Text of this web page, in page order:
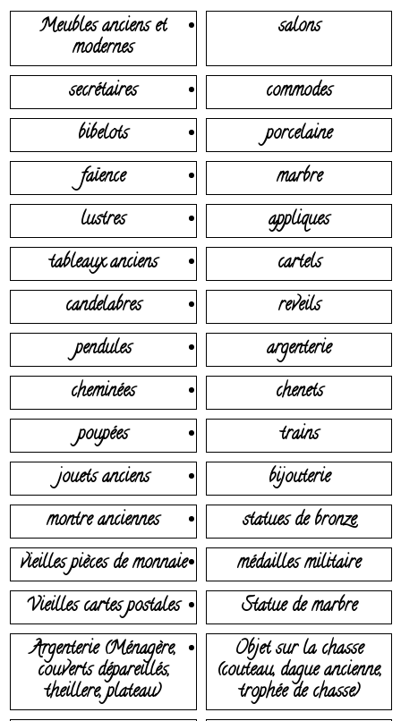
Meubles anciens et
modernes
salons
secrétaires
commodes
bibelots
porcelaine
faïence
marbre
lustres
appliques
tableaux anciens
cartels
candelabres
reveils
pendules
argenterie
cheminées
chenets
poupées
trains
jouets anciens
bijouterie
montre anciennes
statues de bronze
vieilles pièces de monnaie
médailles militaire
Vieilles cartes postales
Statue de marbre
Argenterie (Ménagère,
couverts dépareillés,
theillere, plateau)
Objet sur la chasse
(couteau, dague ancienne,
trophée de chasse)